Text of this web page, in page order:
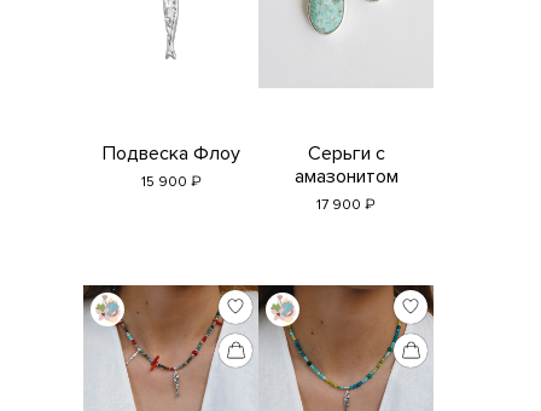
Подвеска Флоу
15 900 ₽
Серьги с
амазонитом
17 900 ₽